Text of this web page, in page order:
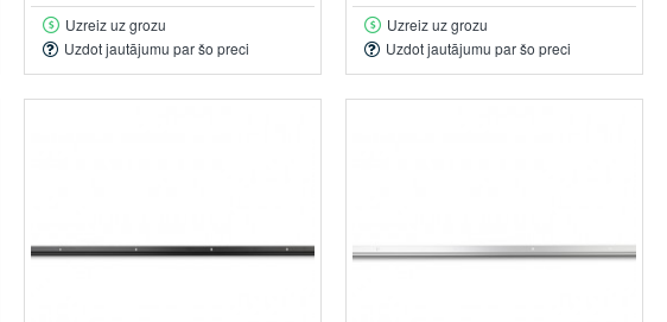
Uzreiz uz grozu
Uzdot jautājumu par šo preci
Uzreiz uz grozu
Uzdot jautājumu par šo preci